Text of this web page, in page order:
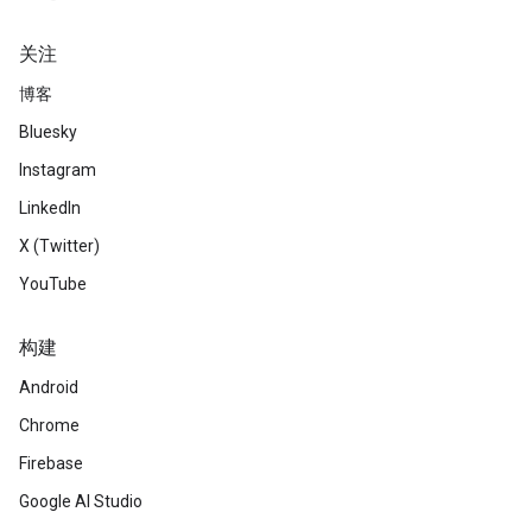
关注
博客
Bluesky
Instagram
LinkedIn
X (Twitter)
YouTube
构建
Android
Chrome
Firebase
Google AI Studio